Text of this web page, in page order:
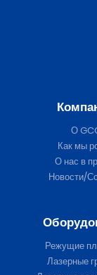
О
Как мы
О нас в
Новости/
Режущие
Лазерные